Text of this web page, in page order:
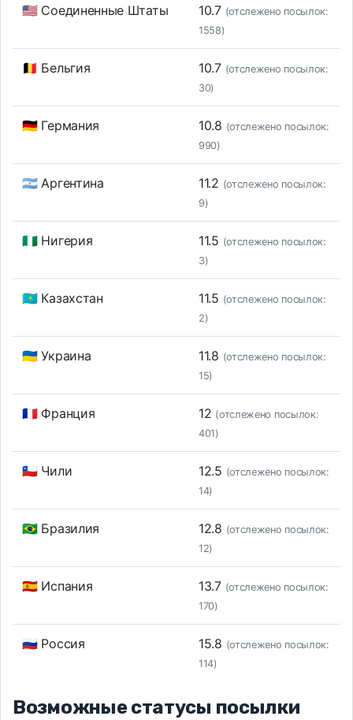
🇺🇸 Соединенные Штаты 10.7 (отслежено посылок:
1558)
🇧🇪 Бельгия 10.7 (отслежено посылок:
30)
🇩🇪 Германия 10.8 (отслежено посылок:
990)
🇦🇷 Аргентина 11.2 (отслежено посылок:
9)
🇳🇬 Нигерия 11.5 (отслежено посылок:
3)
🇰🇿 Казахстан 11.5 (отслежено посылок:
2)
🇺🇦 Украина 11.8 (отслежено посылок:
15)
🇫🇷 Франция 12 (отслежено посылок:
401)
🇨🇱 Чили 12.5 (отслежено посылок:
14)
🇧🇷 Бразилия 12.8 (отслежено посылок:
12)
🇪🇸 Испания 13.7 (отслежено посылок:
170)
🇷🇺 Россия 15.8 (отслежено посылок:
114)
Возможные статусы посылки